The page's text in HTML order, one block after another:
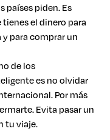
países piden. Es
el dinero para
para comprar un
de los
es no olvidar
Por más
Evita pasar un
tu viaje.